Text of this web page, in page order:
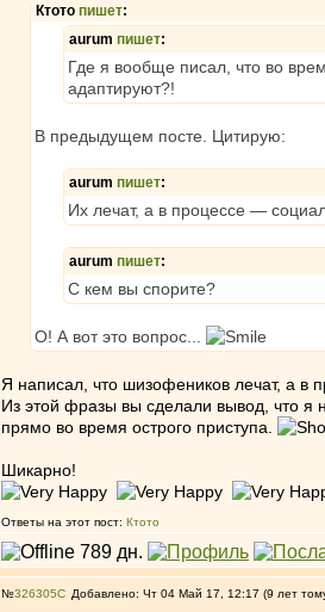
Ктото пишет:
aurum пишет:
Где я вообще писал, что во
адаптируют?!
В предыдущем посте. Цитирую:
aurum пишет:
Их лечат, а в процессе —
aurum пишет:
С кем вы спорите?
О! А вот это вопрос...
Я написал, что шизофеников лечат, а в
Из этой фразы вы сделали вывод, что я
прямо во время острого приступа.
Шикарно!
Ответы на этот пост: Ктото
№326305 Добавлено: Чт 04 Май 17, 12:17 (9 лет